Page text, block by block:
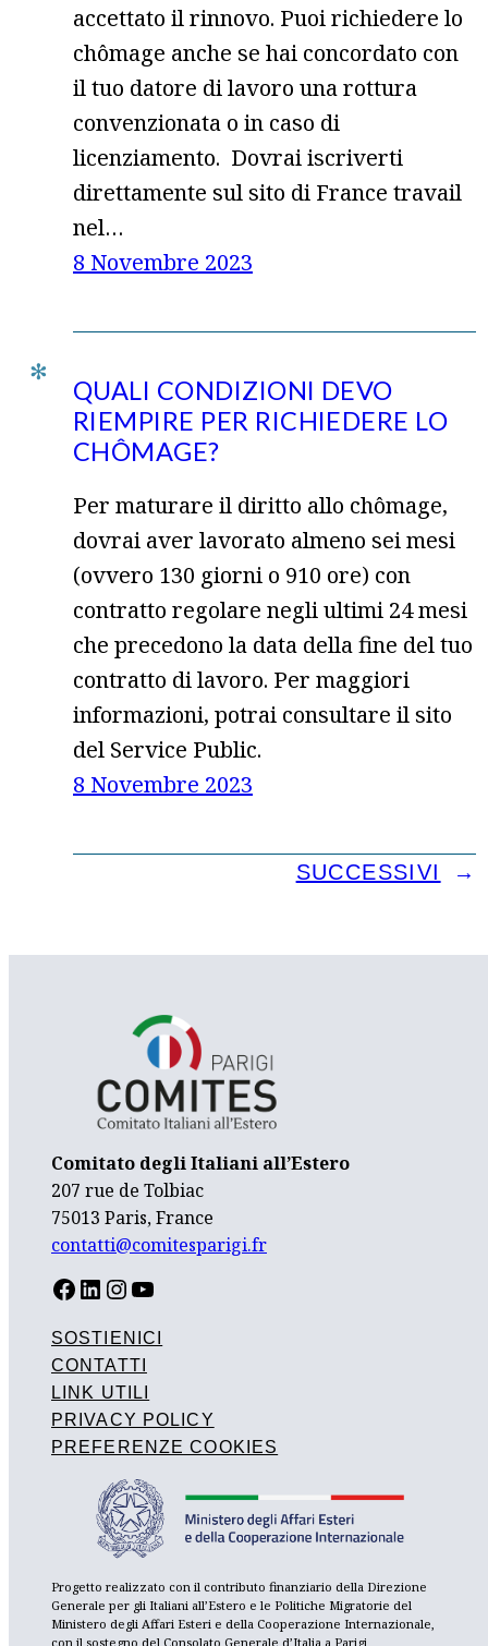
accettato il rinnovo. Puoi richiedere lo
chômage anche se hai concordato con
il tuo datore di lavoro una rottura
convenzionata o in caso di
licenziamento. Dovrai iscriverti
direttamente sul sito di France travail
nel…
8 Novembre 2023
QUALI CONDIZIONI DEVO
RIEMPIRE PER RICHIEDERE LO
CHÔMAGE?
Per maturare il diritto allo chômage,
dovrai aver lavorato almeno sei mesi
(ovvero 130 giorni o 910 ore) con
contratto regolare negli ultimi 24 mesi
che precedono la data della fine del tuo
contratto di lavoro. Per maggiori
informazioni, potrai consultare il sito
del Service Public.
8 Novembre 2023
SUCCESSIVI →
Comitato degli Italiani all’Estero
207 rue de Tolbiac
75013 Paris, France
contatti@comitesparigi.fr
FACEBOOK LINKEDIN INSTAGRAM YOUTUBE
SOSTIENICI
CONTATTI
LINK UTILI
PRIVACY POLICY
PREFERENZE COOKIES
Progetto realizzato con il contributo finanziario della Direzione
Generale per gli Italiani all’Estero e le Politiche Migratorie del
Ministero degli Affari Esteri e della Cooperazione Internazionale,
con il sostegno del Consolato Generale d’Italia a Parigi